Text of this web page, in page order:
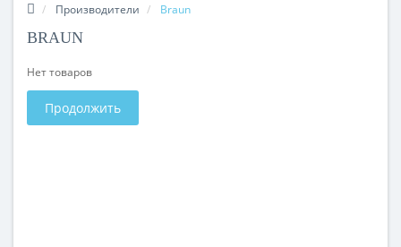
Производители Braun
BRAUN
Нет товаров
Продолжить